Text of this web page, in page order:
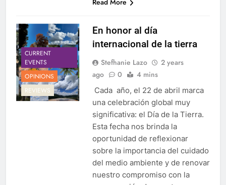
Read More
CURRENT
EVENTS
OPINIONS
REVIEWS
En honor al día
internacional de la tierra
Stefhanie Lazo
2 years
ago
0 4 mins
Cada año, el 22 de abril marca
una celebración global muy
significativa: el Día de la Tierra.
Esta fecha nos brinda la
oportunidad de reflexionar
sobre la importancia del cuidado
del medio ambiente y de renovar
nuestro compromiso con la